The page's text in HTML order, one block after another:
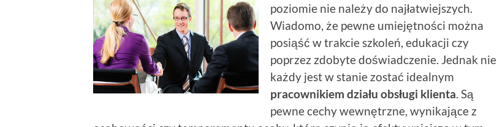
poziomie nie należy do najłatwiejszych.
Wiadomo, że pewne umiejętności można
posiąść w trakcie szkoleń, edukacji czy
poprzez zdobyte doświadczenie. Jednak nie
każdy jest w stanie zostać idealnym
pracownikiem działu obsługi klienta. Są
pewne cechy wewnętrzne, wynikające z